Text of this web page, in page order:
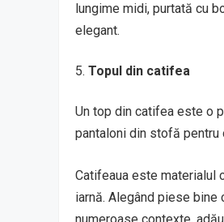
lungime midi, purtată cu
elegant.
Topul din catifea
Un top din catifea este o
pantaloni din stofă pentru
Catifeaua este materialul
iarnă. Alegând piese